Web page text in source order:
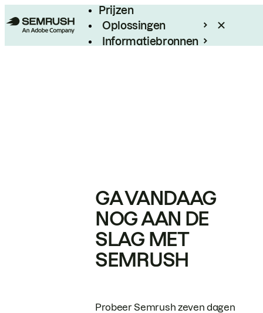
Prijzen
Oplossingen
Informatiebronnen
GA VANDAAG
NOG AAN DE
SLAG MET
SEMRUSH
Probeer Semrush zeven dagen